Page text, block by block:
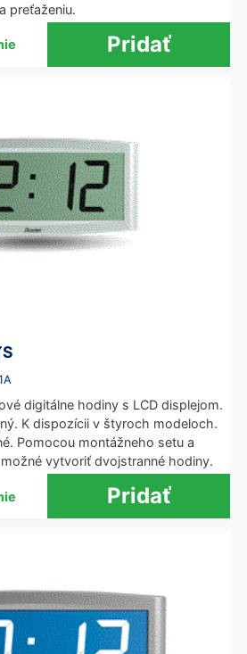
preťaženiu.
digitálne hodiny s LCD displejom.
K dispozícii v štyroch modeloch.
Pomocou montážneho setu a
vytvoriť dvojstranné hodiny.